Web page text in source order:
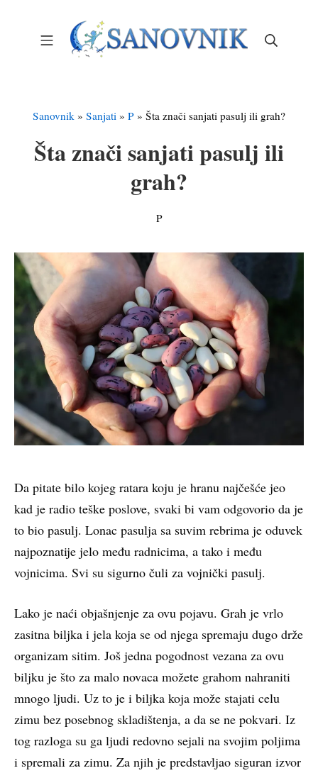
Mobile Menu
Sanovnik » Sanjati » P » Šta znači sanjati pasulj ili grah?
Šta znači sanjati pasulj ili
grah?
P
Da pitate bilo kojeg ratara koju je hranu najčešće jeo
kad je radio teške poslove, svaki bi vam odgovorio da je
to bio pasulj. Lonac pasulja sa suvim rebrima je oduvek
najpoznatije jelo među radnicima, a tako i među
vojnicima. Svi su sigurno čuli za vojnički pasulj.
Lako je naći objašnjenje za ovu pojavu. Grah je vrlo
zasitna biljka i jela koja se od njega spremaju dugo drže
organizam sitim. Još jedna pogodnost vezana za ovu
biljku je što za malo novaca možete grahom nahraniti
mnogo ljudi. Uz to je i biljka koja može stajati celu
zimu bez posebnog skladištenja, a da se ne pokvari. Iz
tog razloga su ga ljudi redovno sejali na svojim poljima
i spremali za zimu. Za njih je predstavljao siguran izvor